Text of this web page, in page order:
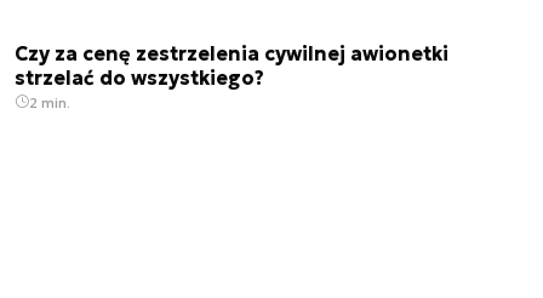
Czy za cenę zestrzelenia cywilnej awionetki
strzelać do wszystkiego?
2 min.